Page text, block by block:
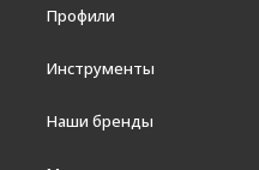
Профили
Инструменты
Наши бренды